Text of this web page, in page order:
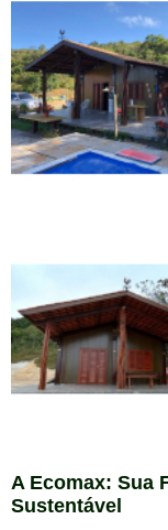
A Ecomax: Sua
Sustentável